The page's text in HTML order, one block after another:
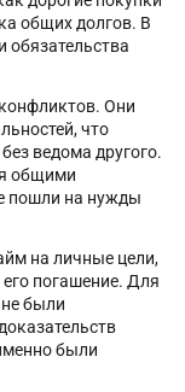
общих долгов. В
обязательства
Они
что
ведома другого.
общими
пошли на нужды
на личные цели,
погашение. Для
не были
были